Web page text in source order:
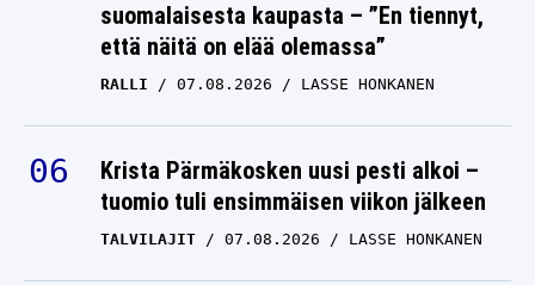
suomalaisesta kaupasta – ”En tiennyt,
että näitä on elää olemassa”
RALLI 07.08.2026 LASSE HONKANEN
Krista Pärmäkosken uusi pesti alkoi –
tuomio tuli ensimmäisen viikon jälkeen
TALVILAJIT 07.08.2026 LASSE HONKANEN